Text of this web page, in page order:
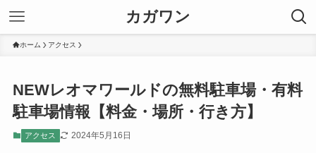
カガワン
ホーム アクセス
NEWレオマワールドの無料駐車場・有料
駐車場情報【料金・場所・行き方】
アクセス 2024年5月16日